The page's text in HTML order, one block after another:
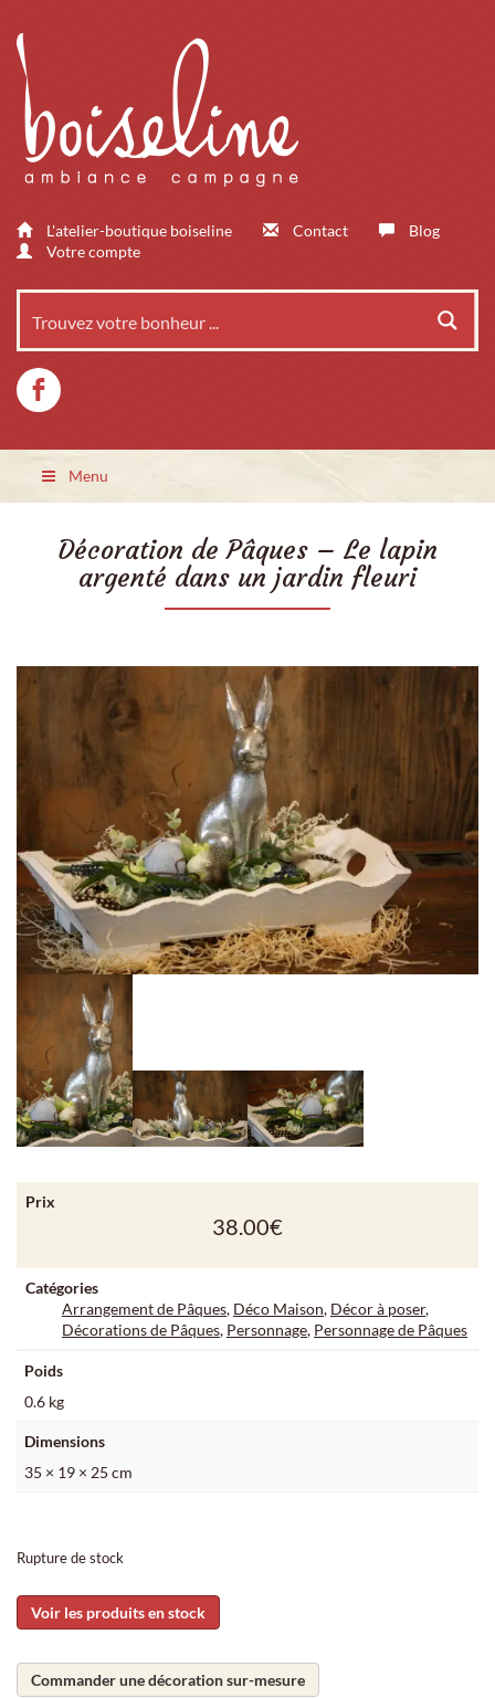
L'atelier-boutique boiseline Contact
Blog
Votre compte
Menu
Décoration de Pâques – Le lapin
argenté dans un jardin fleuri
Prix
38.00€
Catégories
Arrangement de Pâques, Déco Maison, Décor à poser,
Décorations de Pâques, Personnage, Personnage de Pâques
Poids
0.6 kg
Dimensions
35 × 19 × 25 cm
Rupture de stock
Voir les produits en stock
Commander une décoration sur-mesure